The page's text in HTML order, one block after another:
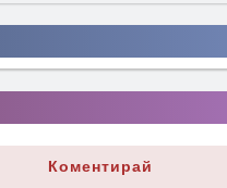
Коментирай